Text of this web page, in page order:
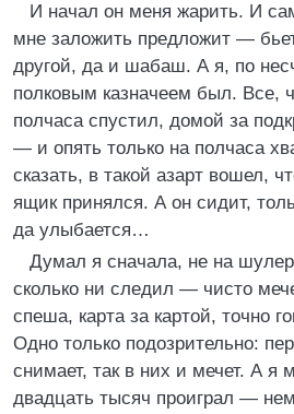
И начал он меня жарить. И
мне заложить предложит —
другой, да и шабаш. А я, по
полковым казначеем был. Все,
полчаса спустил, домой за
— и опять только на полчаса
сказать, в такой азарт вошел,
ящик принялся. А он сидит,
да улыбается…
Думал я сначала, не на
сколько ни следил — чисто
спеша, карта за картой, точно
Одно только подозрительно:
снимает, так в них и мечет. А я
двадцать тысяч проиграл —